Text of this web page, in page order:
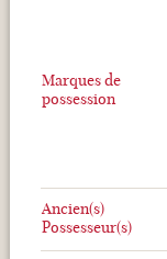
Marques de
possession
Ancien(s)
Possesseur(s)